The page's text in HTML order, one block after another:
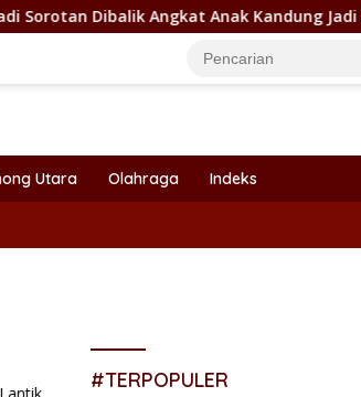
Angkat Anak Kandung Jadi Honor “Siluman”
Utara Olahraga Indeks
#TERPOPULER